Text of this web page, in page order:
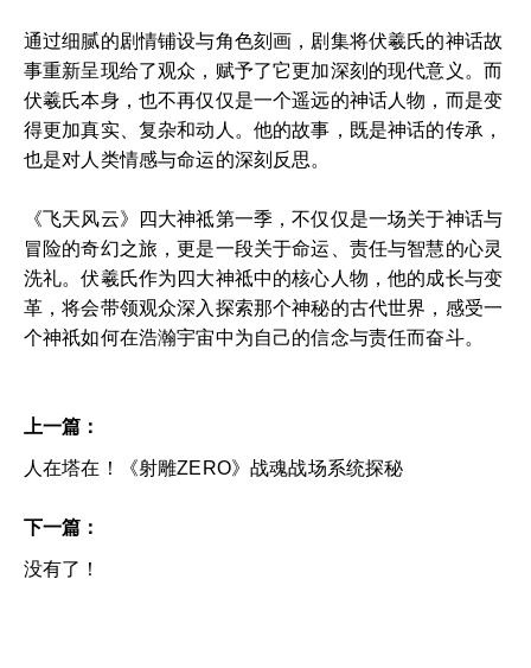
通过细腻的剧情铺设与角色刻画，剧集将伏羲氏的神话故
事重新呈现给了观众，赋予了它更加深刻的现代意义。而
伏羲氏本身，也不再仅仅是一个遥远的神话人物，而是变
得更加真实、复杂和动人。他的故事，既是神话的传承，
也是对人类情感与命运的深刻反思。
《飞天风云》四大神祗第一季，不仅仅是一场关于神话与
冒险的奇幻之旅，更是一段关于命运、责任与智慧的心灵
洗礼。伏羲氏作为四大神祗中的核心人物，他的成长与变
革，将会带领观众深入探索那个神秘的古代世界，感受一
个神祇如何在浩瀚宇宙中为自己的信念与责任而奋斗。
上一篇：
人在塔在！《射雕ZERO》战魂战场系统探秘
下一篇：
没有了！